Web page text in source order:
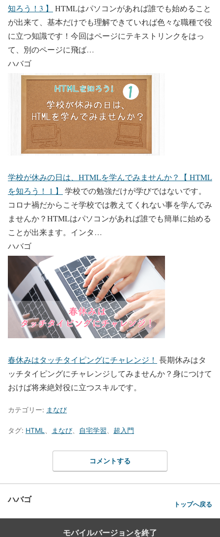
知ろう！3 】
HTMLはパソコンがあれば誰でも始めること
が出来て、基本だけでも理解できていれば色々な職種で役
に立つ知識です！今回はページにテキストリンクをはっ
て、別のページに飛ば…
ハバゴ
学校が休みの日は、HTMLを学んでみませんか？【 HTML
を知ろう！ 1 】
学校での勉強だけが学びではないです。
コロナ禍だからこそ学校では教えてくれない事を学んでみ
ませんか？HTMLはパソコンがあれば誰でも簡単に始める
ことが出来ます。インタ…
ハバゴ
春休みはタッチタイピングにチャレンジ！ 長期休みはタ
ッチタイピングにチャレンジしてみませんか？身につけて
おけば将来絶対役に立つスキルです。
カテゴリー: まなび
タグ: HTML まなび 自宅学習 超入門
コメントする
ハバゴ トップへ戻る
モバイルバージョンを終了